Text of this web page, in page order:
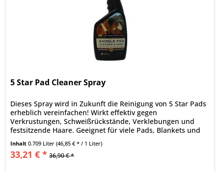
5 Star Pad Cleaner Spray
Dieses Spray wird in Zukunft die Reinigung von 5 Star Pads
erheblich vereinfachen! Wirkt effektiv gegen
Verkrustungen, Schweißrückstände, Verklebungen und
festsitzende Haare. Geeignet für viele Pads, Blankets und
weitere Ausrüstung aus...
Inhalt0.709 Liter(46,85 € * / 1 Liter)
33,21 € * 36,90 € *